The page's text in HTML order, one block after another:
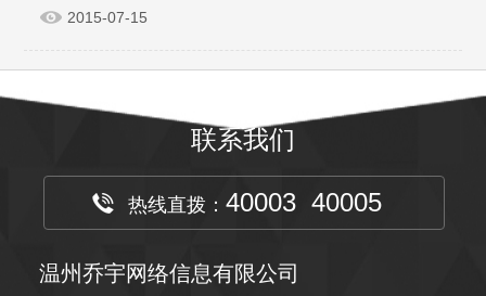
2015-07-15
联系我们
热线直拨： 40003 40005
温州乔宇网络信息有限公司